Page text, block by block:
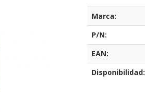
Marca:
P/N:
EAN:
Disponibilidad: